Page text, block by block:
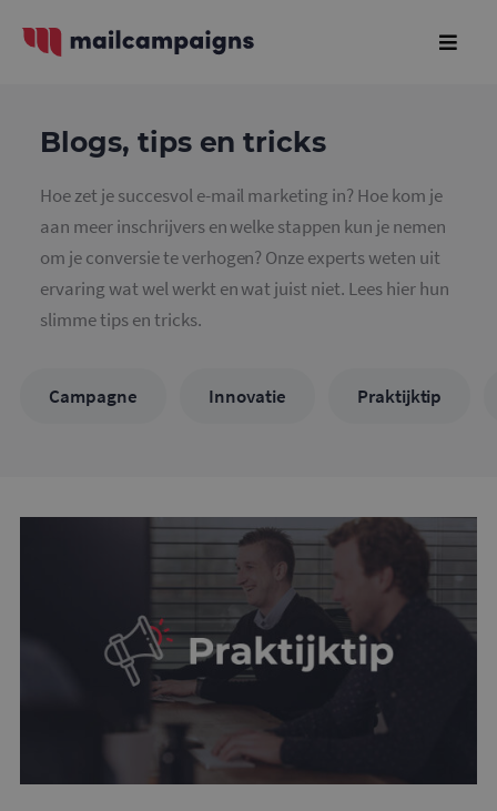
Blogs, tips en tricks
Hoe zet je succesvol e-mail marketing in? Hoe kom je
aan meer inschrijvers en welke stappen kun je nemen
om je conversie te verhogen? Onze experts weten uit
ervaring wat wel werkt en wat juist niet. Lees hier hun
slimme tips en tricks.
Campagne Innovatie Praktijktip